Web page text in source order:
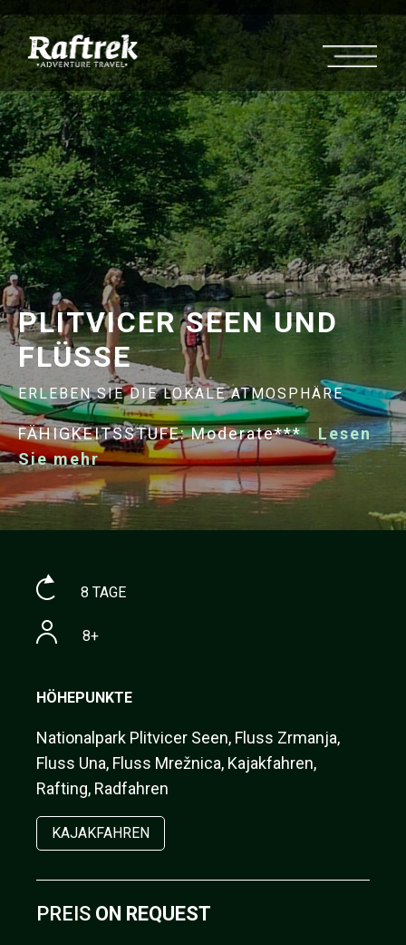
PLITVICER SEEN UND
FLÜSSE
ERLEBEN SIE DIE LOKALE ATMOSPHÄRE
FÄHIGKEITSSTUFE: Moderate***Lesen
Sie mehr
8 TAGE
8+
HÖHEPUNKTE
Nationalpark Plitvicer Seen, Fluss Zrmanja,
Fluss Una, Fluss Mrežnica, Kajakfahren,
Rafting, Radfahren
KAJAKFAHREN
PREIS ON REQUEST